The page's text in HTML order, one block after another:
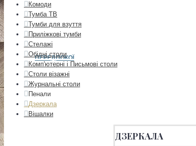
ПЕРЕДПОКОЇ
Комоди
Тумба ТВ
Тумби для взуття
Приліжкові тумби
Стелажі
Обідні столи
Комп'ютерні і Письмові столи
Столи візажні
Журнальні столи
Пенали
Дзеркала
Вішалки
ДЗЕРКАЛА